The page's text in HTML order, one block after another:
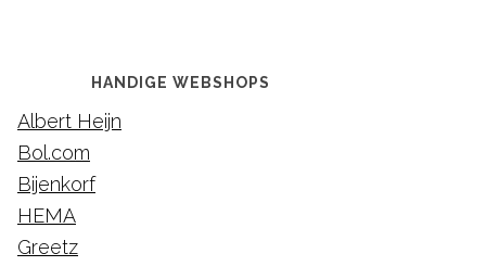
HANDIGE WEBSHOPS
Albert Heijn
Bol.com
Bijenkorf
HEMA
Greetz